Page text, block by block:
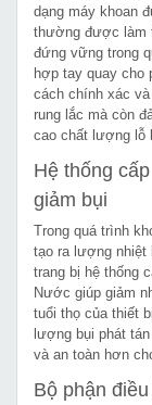
dạng máy khoan
thường được làm
đứng vững trong
hợp tay quay cho
cách chính xác
rung lắc mà còn
cao chất lượng lỗ
Hệ thống
giảm bụi
Trong quá trình
tạo ra lượng nhiệt
trang bị hệ thống
Nước giúp giảm
tuổi thọ của thiết
lượng bụi phát
và an toàn hơn
Bộ phận